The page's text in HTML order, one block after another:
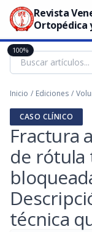
Revista
Ortopédica
Inicio / Ediciones /
CASO CLÍNICO
Fractura
de rótula
técnica
100%